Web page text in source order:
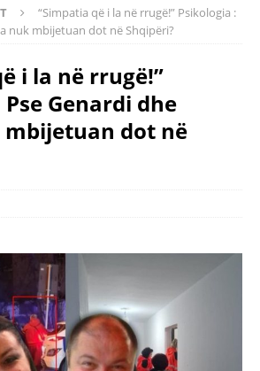
“Simpatia që i la në rrugë!” Psikologia :
nuk mbijetuan dot në Shqipëri?
i la në rrugë!”
Genardi dhe
mbijetuan dot në